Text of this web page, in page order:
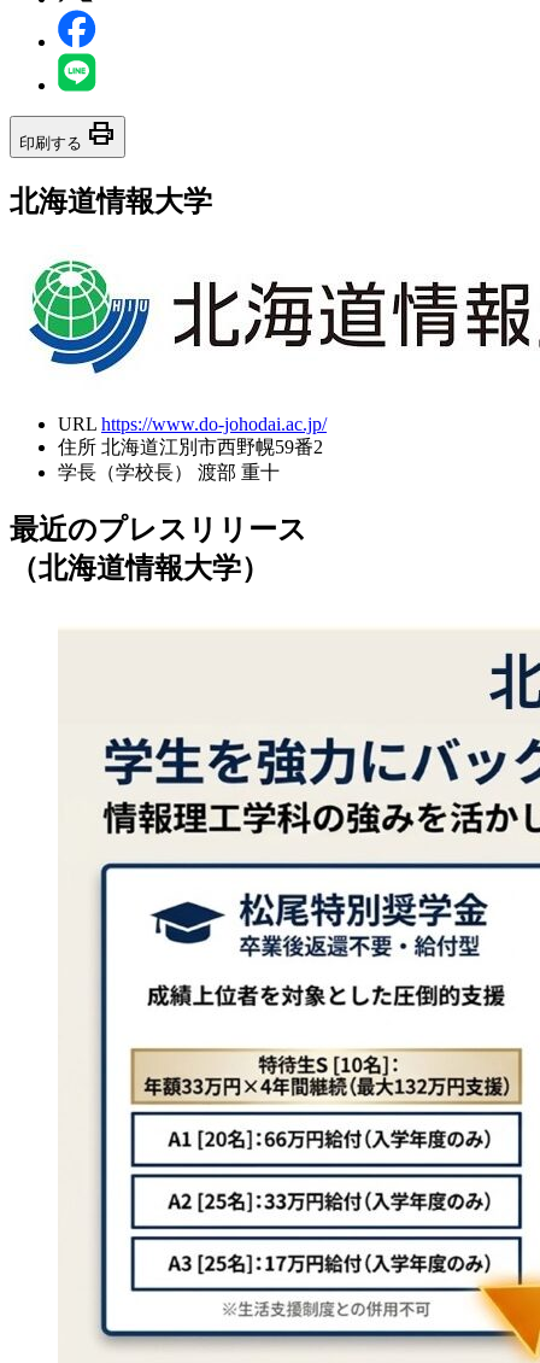
印刷する print
北海道情報大学
URL https://www.do-johodai.ac.jp/
住所 北海道江別市西野幌59番2
学長（学校長）
渡部 重十
最近のプレスリリース
（北海道情報大学）